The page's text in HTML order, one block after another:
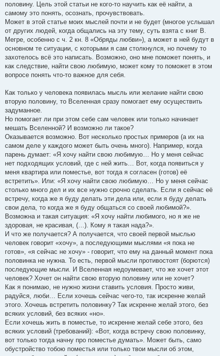
половину. Цель этой статьи не кого-то научить как её найти, а
самому это понять, осознать, прочувствовать.
Может в этой статье моих мыслей почти и не будет (многое услышал
от других людей, когда общались на эту тему, суть взята с книг В.
Мегре, особенно с ч. 2 кн. 8 «Обряды любви»), а может в ней будут в
основном те ситуации, с которыми я сам столкнулся, но почему то
захотелось всё это написать. Возможно, оно мне поможет понять, и
как следствие, найти свою любимую, может кому то поможет в этом
вопросе понять что-то важное для себя.
Как только у человека появилась мысль или желание найти свою
вторую половину, то Вселенная сразу помогает ему осуществить
задуманное.
Но помогает ли при этом себе сам человек или только начинает
мешать Вселенной? И возможно ли такое?
Оказывается возможно. Вот несколько простых примеров (а их на
самом деле у каждого может быть очень много). Например, когда
парень думает: «Я хочу найти свою любимую… Но у меня сейчас
нет подходящих условий, где с ней жить… Вот, когда появиться у
меня квартира или поместье, вот тогда я согласен (готов) её
встретить». Или: «Я хочу найти свою любимую… Но у меня сейчас
столько много дел и их все нужно срочно сделать. Если я сейчас её
встречу, когда же я буду делать эти дела или, если я буду делать
свои дела, то когда же я буду общаться со своей любимой?».
Возможна и такая ситуация: «Я хочу найти любимого, но я же не
здоровая, не красивая, (…). Кому я такая нада?».
И что же получается? А получается, что своей первой мыслью
человек говорит «хочу», а последующими мыслями «я пока не
готов», «я сейчас не хочу» - говорит, что ему на данный момент пока
половинка не нужна. То есть, первой мысли противостоят (борются)
последующие мысли. И Вселенная недоумевает, что же хочет этот
человек? Хочет он найти свою вторую половину или не хочет?
Как я понимаю, не нужно жизни ставить условия. Просто живи,
радуйся, люби… Если хочешь сейчас чего-то, так искренне желай
этого. Хочешь встретить половинку? Так искренне желай этого, без
всяких условий, без всяких «но».
Если хочешь жить в поместье, то искренне желай себе этого, без
всяких условий (требований): «Вот, когда встречу свою половинку,
вот только тогда начну про поместье думать». Может быть, само
обустройство тобою поместья или только твои мысли об этом,